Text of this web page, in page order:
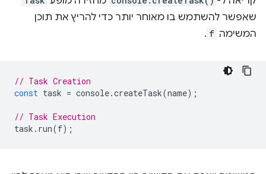
שאפשר להשתמש בו מאוחר יותר כדי להריץ את תוכן
המשימה f
.
// Task Creation
const task = console.createTask(name);
// Task Execution
task . run(f);